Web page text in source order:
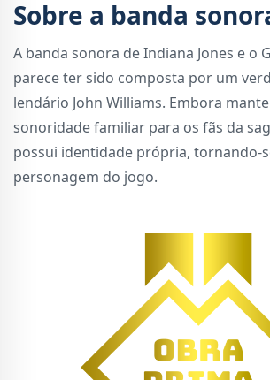
Sobre a banda
A banda sonora de Indiana Jones e o
parece ter sido composta por um
lendário John Williams. Embora
sonoridade familiar para os fãs da
possui identidade própria, tornando-
personagem do jogo.